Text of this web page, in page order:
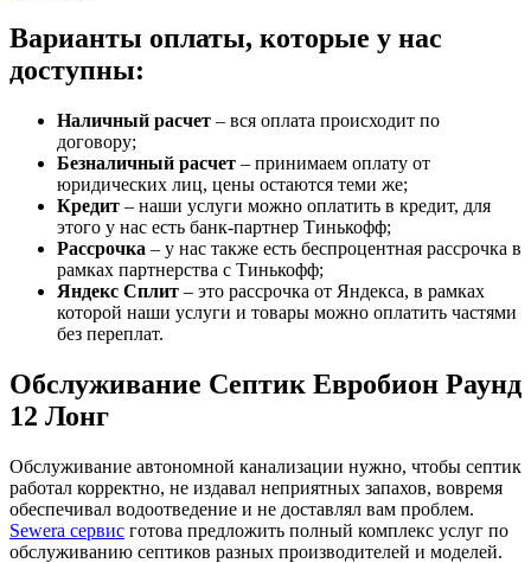
Варианты оплаты, которые у нас
доступны:
Наличный расчет – вся оплата происходит по
договору;
Безналичный расчет – принимаем оплату от
юридических лиц, цены остаются теми же;
Кредит – наши услуги можно оплатить в кредит, для
этого у нас есть банк-партнер Тинькофф;
Рассрочка – у нас также есть беспроцентная рассрочка в
рамках партнерства с Тинькофф;
Яндекс Сплит – это рассрочка от Яндекса, в рамках
которой наши услуги и товары можно оплатить частями
без переплат.
Обслуживание Септик Евробион Раунд
12 Лонг
Обслуживание автономной канализации нужно, чтобы септик
работал корректно, не издавал неприятных запахов, вовремя
обеспечивал водоотведение и не доставлял вам проблем.
Sewera сервис готова предложить полный комплекс услуг по
обслуживанию септиков разных производителей и моделей.